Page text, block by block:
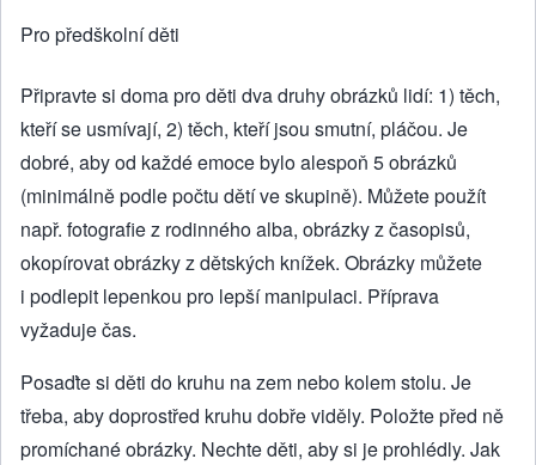
Pro předškolní děti
Připravte si doma pro děti dva druhy obrázků lidí: 1) těch,
kteří se usmívají, 2) těch, kteří jsou smutní, pláčou. Je
dobré, aby od každé emoce bylo alespoň 5 obrázků
(minimálně podle počtu dětí ve skupině). Můžete použít
např. fotografie z rodinného alba, obrázky z časopisů,
okopírovat obrázky z dětských knížek. Obrázky můžete
i podlepit lepenkou pro lepší manipulaci. Příprava
vyžaduje čas.
Posaďte si děti do kruhu na zem nebo kolem stolu. Je
třeba, aby doprostřed kruhu dobře viděly. Položte před ně
promíchané obrázky. Nechte děti, aby si je prohlédly. Jak